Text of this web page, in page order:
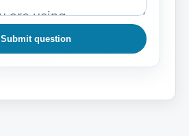
Submit question